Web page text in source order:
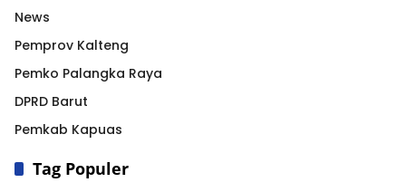
News
Pemprov Kalteng
Pemko Palangka Raya
DPRD Barut
Pemkab Kapuas
Tag Populer